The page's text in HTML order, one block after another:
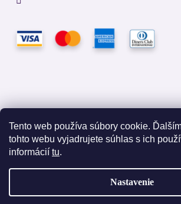
Tento web používa súbory cookie.
tohto webu vyjadrujete súhlas s ich
informácií tu.
Nastavenie
Facebook